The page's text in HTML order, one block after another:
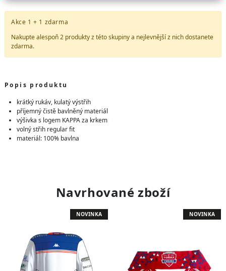
Akce 1 + 1 zdarma
Nakupte alespoň 2 produkty ztéto skupinya nejlevnější z nich dostanete
zdarma.
Popis produktu
krátký rukáv, kulatý výstřih
příjemný čistě bavlněný materiál
výšivka s logem KAPPA za krkem
volný střih regular fit
materiál: 100% bavlna
Navrhované zboží
NOVINKA NOVINKA